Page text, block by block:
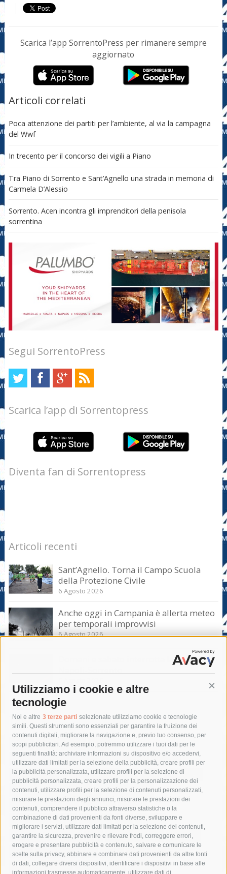
Utilizziamo i cookie e altre
tecnologie
Noi e altre 3 terze parti selezionate utilizziamo cookie e tecnologie
simili. Questi strumenti sono essenziali per garantire la fruizione dei
contenuti digitali, migliorare la navigazione e, previo tuo consenso, per
scopi pubblicitari. Ad esempio, potremmo utilizzare i tuoi dati per le
seguenti finalità: archiviare informazioni su dispositivo e/o accedervi,
utilizzare dati limitati per la selezione della pubblicità, creare profili per
la pubblicità personalizzata, utilizzare profili per la selezione di
pubblicità personalizzata, creare profili per la personalizzazione dei
contenuti, utilizzare profili per la selezione di contenuti personalizzati,
misurare le prestazioni degli annunci, misurare le prestazioni dei
contenuti, comprendere il pubblico attraverso statistiche o la
combinazione di dati provenienti da fonti diverse, sviluppare e
migliorare i servizi, utilizzare dati limitati per la selezione dei contenuti,
garantire la sicurezza, prevenire e rilevare frodi, correggere errori,
erogare e presentare pubblicità e contenuto, salvare e comunicare le
scelte sulla privacy, abbinare e combinare dati provenienti da altre fonti
di dati, collegare diversi dispositivi, identificare i dispositivi in base alle
informazioni trasmesse automaticamente, utilizzare dati di
Scarica l’app SorrentoPress per rimanere sempre
aggiornato
Articoli correlati
Poca attenzione dei partiti per l’ambiente, al via la campagna
del Wwf
In trecento per il concorso dei vigili a Piano
Tra Piano di Sorrento e Sant’Agnello una strada in memoria di
Carmela D’Alessio
Sorrento. Acen incontra gli imprenditori della penisola
sorrentina
Segui SorrentoPress
Scarica l’app di Sorrentopress
Diventa fan di Sorrentopress
Articoli recenti
Sant’Agnello. Torna il Campo Scuola
della Protezione Civile
6 Agosto 2026
Anche oggi in Campania è allerta meteo
per temporali improvvisi
6 Agosto 2026
Domani e sabato interrotta la linea Eav
Tag
acqua allerta meteo
anas
area marina protetta di punta campanella
arresto
Asl Napoli 3 sud
capitaneria di porto capri
carabinieri
castellammare di stabia
circumvesuviana
comune di sorrento
concerto
contagi
costiera amalfitana
covid-19 eav
elezioni
fondazione sorrento
gori guardia costiera
incidente
lavori
lorenzo balducelli mare
massa lubrense
massimo coppola
Meta napoli ordinanza